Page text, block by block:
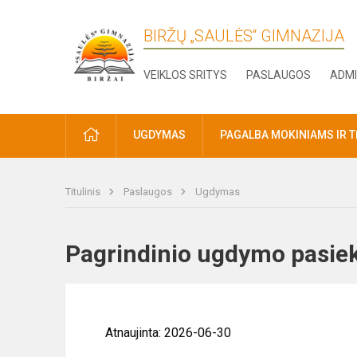
BIRŽŲ „SAULĖS“ GIMNAZIJA
VEIKLOS SRITYS PASLAUGOS
PRADŽIAUGDYMAS PAGALBA MOKINIAMS IR
Titulinis Paslaugos Ugdymas
Pagrindinio ugdymo
Atnaujinta: 2026-06-30